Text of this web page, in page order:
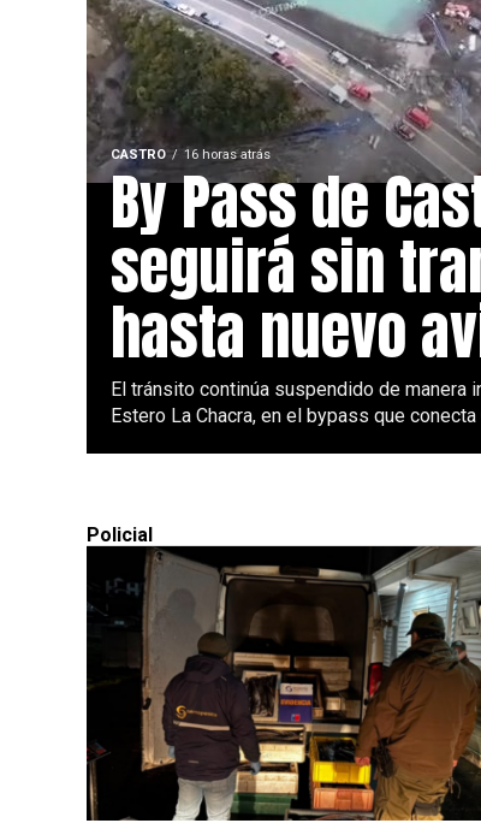
CASTRO 16 horas atrás
By Pass de
seguirá sin
hasta nuevo
El tránsito continúa suspendido de manera
Estero La Chacra, en el bypass que conecta
Policial